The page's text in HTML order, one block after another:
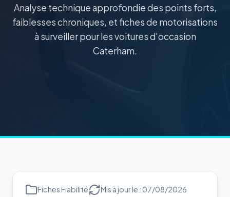
Analyse technique approfondie des points forts,
faiblesses chroniques, et fiches de motorisations
à surveiller pour les voitures d'occasion
Caterham.
Fiches Fiabilité Mis à jour le : 07/08/2026